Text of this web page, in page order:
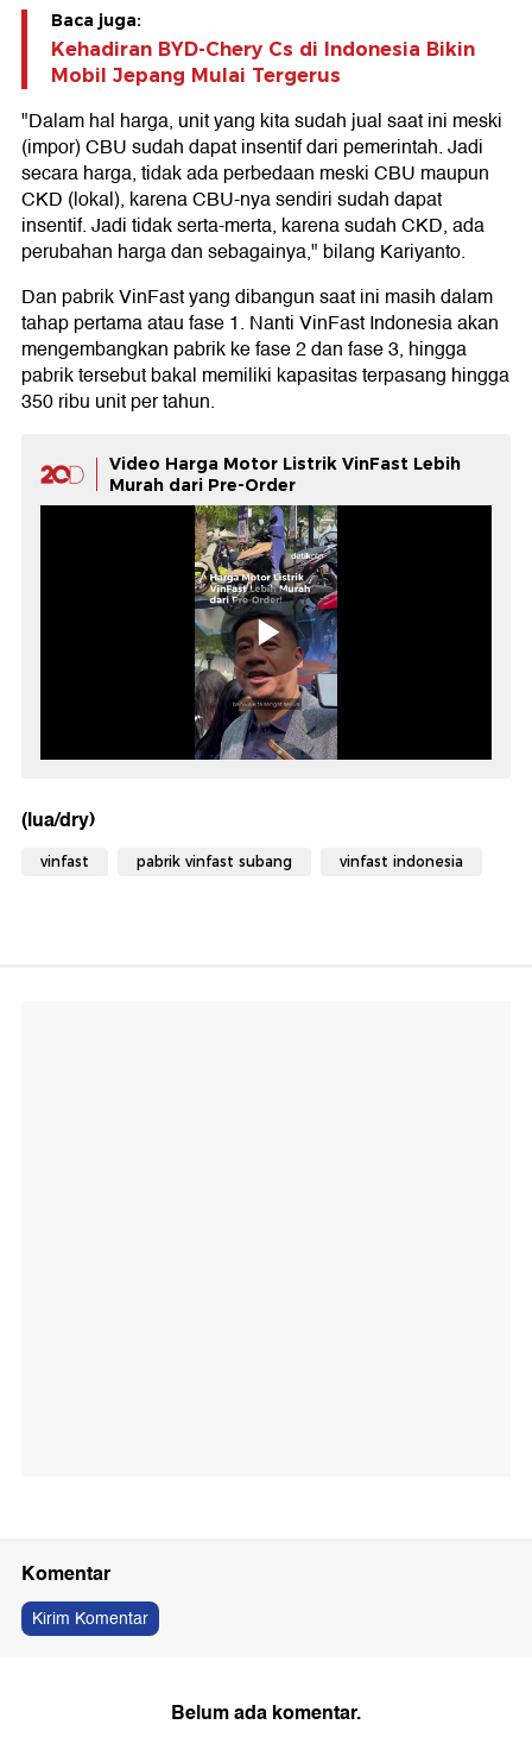
Baca juga:
Kehadiran BYD-Chery Cs di Indonesia Bikin
Mobil Jepang Mulai Tergerus
"Dalam hal harga, unit yang kita sudah jual saat ini meski
(impor) CBU sudah dapat insentif dari pemerintah. Jadi
secara harga, tidak ada perbedaan meski CBU maupun
CKD (lokal), karena CBU-nya sendiri sudah dapat
insentif. Jadi tidak serta-merta, karena sudah CKD, ada
perubahan harga dan sebagainya," bilang Kariyanto.
Dan pabrik VinFast yang dibangun saat ini masih dalam
tahap pertama atau fase 1. Nanti VinFast Indonesia akan
mengembangkan pabrik ke fase 2 dan fase 3, hingga
pabrik tersebut bakal memiliki kapasitas terpasang hingga
350 ribu unit per tahun.
Video Harga Motor Listrik VinFast Lebih
Murah dari Pre-Order
(lua/dry)
vinfast pabrik vinfast subang vinfast indonesia
Komentar
Kirim Komentar
Belum ada komentar.